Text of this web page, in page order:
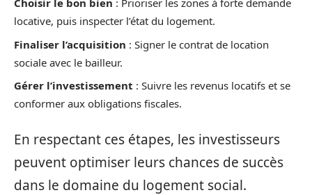
Choisir le bon bien : Prioriser les zones à forte demande
locative, puis inspecter l’état du logement.
Finaliser l’acquisition : Signer le contrat de location
sociale avec le bailleur.
Gérer l’investissement : Suivre les revenus locatifs et se
conformer aux obligations fiscales.
En respectant ces étapes, les investisseurs
peuvent optimiser leurs chances de succès
dans le domaine du logement social.